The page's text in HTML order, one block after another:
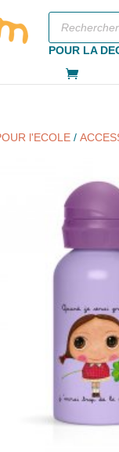
Recherche
produits
POUR LA
l'ECOLE /